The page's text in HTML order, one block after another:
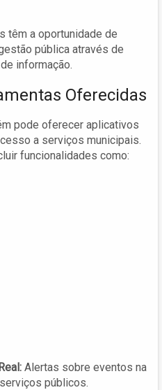
têm a oportunidade de
pública através de
informação.
Oferecidas
pode oferecer aplicativos
a serviços municipais.
funcionalidades como:
Alertas sobre eventos na
públicos.